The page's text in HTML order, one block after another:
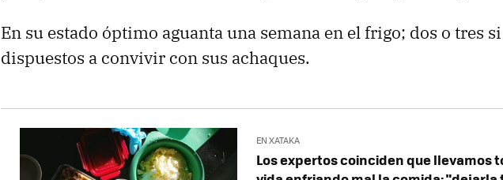
En su estado óptimo aguanta una semana en el frigo; dos o tres
dispuestos a convivir con sus achaques.
EN XATAKA
Los expertos coinciden que llevamos